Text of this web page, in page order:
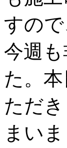
すの
今週
た。
ただ
まい